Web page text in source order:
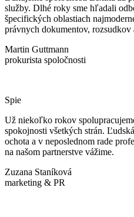
služby. Dlhé roky sme hľadali
špecifických oblastiach
právnych dokumentov, rozsudkov
Martin Guttmann
prokurista spoločnosti
Spie
Už niekoľko rokov
spokojnosti všetkých strán.
ochota a v neposlednom rade
na našom partnerstve vážime.
Zuzana Staníková
marketing & PR